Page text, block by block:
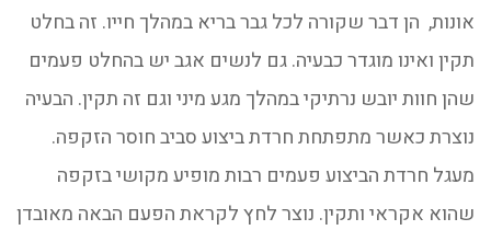
אונות, הן דבר שקורה לכל גבר בריא במהלך חייו. זה בחלט
תקין ואינו מוגדר כבעיה. גם לנשים אגב יש בהחלט פעמים
שהן חוות יובש נרתיקי במהלך מגע מיני וגם זה תקין. הבעיה
נוצרת כאשר מתפתחת חרדת ביצוע סביב חוסר הזקפה.
מעגל חרדת הביצוע פעמים רבות מופיע מקושי בזקפה
שהוא אקראי ותקין. נוצר לחץ לקראת הפעם הבאה מאובדן